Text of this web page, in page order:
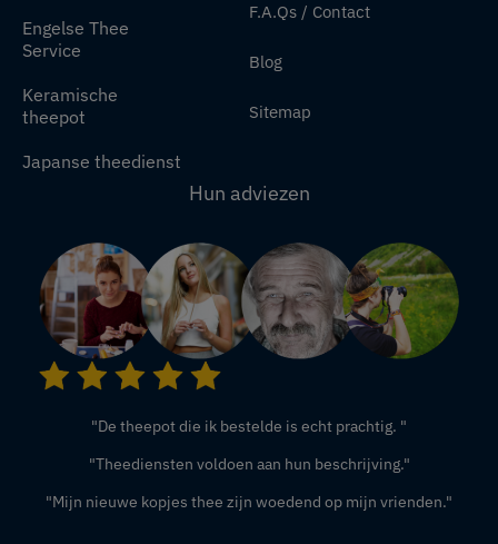
Engelse Thee
Service
Keramische
theepot
Japanse theedienst
F.A.Qs / Contact
Blog
Sitemap
Hun adviezen
"De theepot die ik bestelde is echt prachtig. "
"Theediensten voldoen aan hun beschrijving."
"Mijn nieuwe kopjes thee zijn woedend op mijn vrienden."